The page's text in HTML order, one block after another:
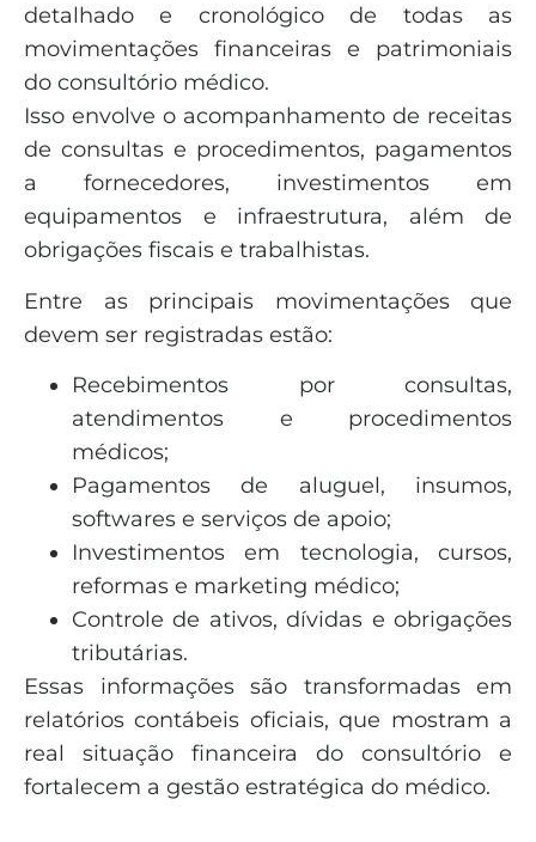
detalhado e cronológico de todas as
movimentações financeiras e patrimoniais
do consultório médico.
Isso envolve o acompanhamento de receitas
de consultas e procedimentos, pagamentos
a fornecedores, investimentos em
equipamentos e infraestrutura, além de
obrigações fiscais e trabalhistas.
Entre as principais movimentações que
devem ser registradas estão:
Recebimentos por consultas,
atendimentos e procedimentos
médicos;
Pagamentos de aluguel, insumos,
softwares e serviços de apoio;
Investimentos em tecnologia, cursos,
reformas e marketing médico;
Controle de ativos, dívidas e obrigações
tributárias.
Essas informações são transformadas em
relatórios contábeis oficiais, que mostram a
real situação financeira do consultório e
fortalecem a gestão estratégica do médico.